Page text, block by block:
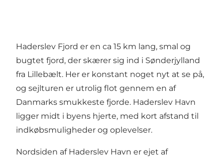
Haderslev Fjord er en ca 15 km lang, smal og
bugtet fjord, der skærer sig ind i Sønderjylland
fra Lillebælt. Her er konstant noget nyt at se på,
og sejlturen er utrolig flot gennem en af
Danmarks smukkeste fjorde. Haderslev Havn
ligger midt i byens hjerte, med kort afstand til
indkøbsmuligheder og oplevelser.
Nordsiden af Haderslev Havn er ejet af